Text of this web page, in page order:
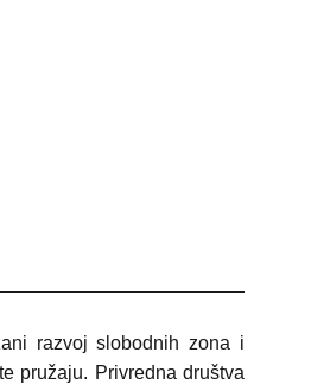
razvoj slobodnih zona i
pružaju. Privredna društva